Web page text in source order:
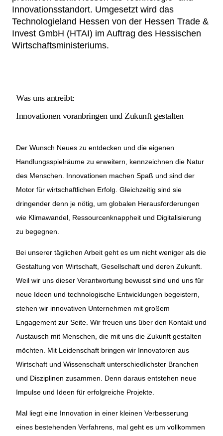
Netzwerke
Innovationsstandort. Umgesetzt wird das
Technologieland Hessen von der Hessen Trade &
Invest GmbH (HTAI) im Auftrag des Hessischen
Wirtschaftsministeriums.
Was uns antreibt:
Innovationen voranbringen und Zukunft gestalten
Der Wunsch Neues zu entdecken und die eigenen
Handlungsspielräume zu erweitern, kennzeichnen die Natur
des Menschen. Innovationen machen Spaß und sind der
Motor für wirtschaftlichen Erfolg. Gleichzeitig sind sie
dringender denn je nötig, um globalen Herausforderungen
wie Klimawandel, Ressourcenknappheit und Digitalisierung
zu begegnen.
Bei unserer täglichen Arbeit geht es um nicht weniger als die
Gestaltung von Wirtschaft, Gesellschaft und deren Zukunft.
Weil wir uns dieser Verantwortung bewusst sind und uns für
neue Ideen und technologische Entwicklungen begeistern,
stehen wir innovativen Unternehmen mit großem
Engagement zur Seite. Wir freuen uns über den Kontakt und
Austausch mit Menschen, die mit uns die Zukunft gestalten
möchten. Mit Leidenschaft bringen wir Innovatoren aus
Wirtschaft und Wissenschaft unterschiedlichster Branchen
und Disziplinen zusammen. Denn daraus entstehen neue
Impulse und Ideen für erfolgreiche Projekte.
Mal liegt eine Innovation in einer kleinen Verbesserung
eines bestehenden Verfahrens, mal geht es um vollkommen